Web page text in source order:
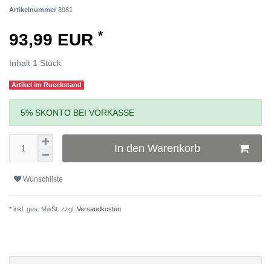
Artikelnummer 8981
93,99 EUR *
Inhalt 1 Stück
Artikel im Rueckstand
5% SKONTO BEI VORKASSE
In den Warenkorb
Wunschliste
* inkl. ges. MwSt. zzgl. Versandkosten